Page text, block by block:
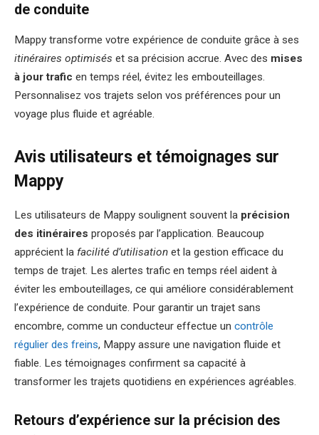
de conduite
Mappy transforme votre expérience de conduite grâce à ses
itinéraires optimisés et sa précision accrue. Avec des mises
à jour trafic en temps réel, évitez les embouteillages.
Personnalisez vos trajets selon vos préférences pour un
voyage plus fluide et agréable.
Avis utilisateurs et témoignages sur
Mappy
Les utilisateurs de Mappy soulignent souvent la précision
des itinéraires proposés par l’application. Beaucoup
apprécient la facilité d’utilisation et la gestion efficace du
temps de trajet. Les alertes trafic en temps réel aident à
éviter les embouteillages, ce qui améliore considérablement
l’expérience de conduite. Pour garantir un trajet sans
encombre, comme un conducteur effectue un contrôle
régulier des freins, Mappy assure une navigation fluide et
fiable. Les témoignages confirment sa capacité à
transformer les trajets quotidiens en expériences agréables.
Retours d’expérience sur la précision des